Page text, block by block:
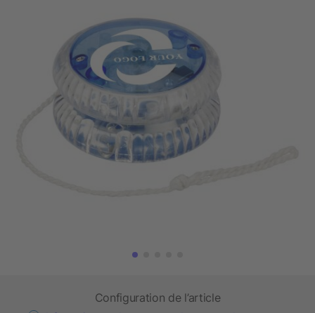
Configuration de l’article